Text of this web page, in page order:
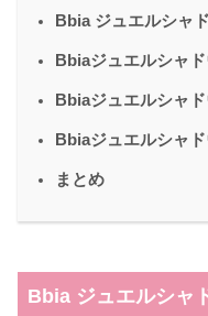
Bbia ジュエルシャ
Bbiaジュエルシャ
Bbiaジュエルシャ
Bbiaジュエルシャ
まとめ
Bbia ジュエルシ